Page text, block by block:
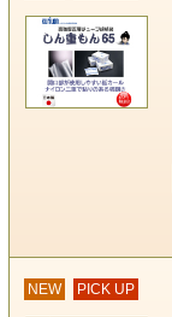
NEW PICK UP